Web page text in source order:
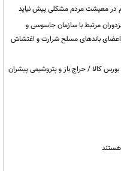
در معیشت مردم مشکلی پیش نیاید
شناسایی و دستگیری ۲۱ نفر از مزدوران مرتبط با سازمان جاسوسی و
صهیونیستی و بازداشت ۴ نفر از اعضای باندهای مسلح شرارت و اغتشاش
فیزیکی بورس کالا / حراج باز و پتروشیمی پیشران
هستند